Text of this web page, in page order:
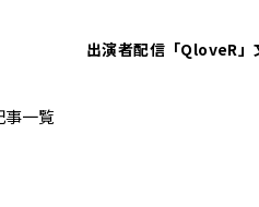
出演者配信「QloveR」
エジソン
事一覧